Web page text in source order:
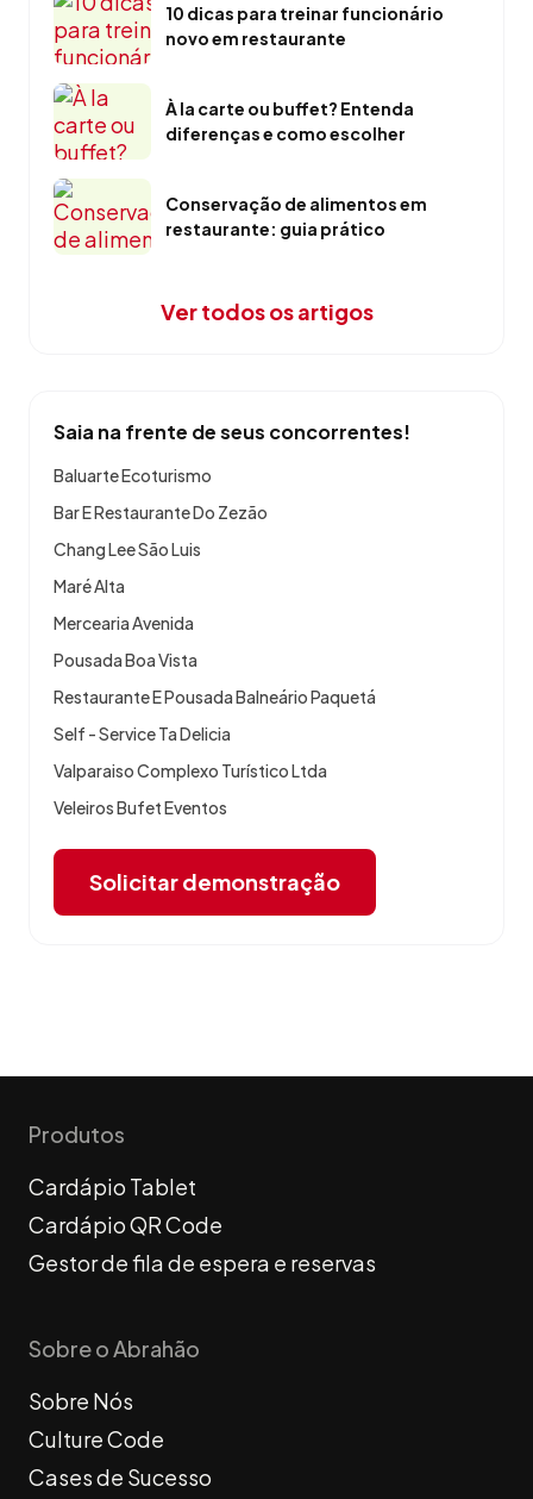
10 dicas para treinar funcionário
novo em restaurante
À la carte ou buffet? Entenda
diferenças e como escolher
Conservação de alimentos em
restaurante: guia prático
Ver todos os artigos
Saia na frente de seus concorrentes!
Baluarte Ecoturismo
Bar E Restaurante Do Zezão
Chang Lee São Luis
Maré Alta
Mercearia Avenida
Pousada Boa Vista
Restaurante E Pousada Balneário Paquetá
Self - Service Ta Delicia
Valparaiso Complexo Turístico Ltda
Veleiros Bufet Eventos
Solicitar demonstração
Produtos
Cardápio Tablet
Cardápio QR Code
Gestor de fila de espera e reservas
Sobre o Abrahão
Sobre Nós
Culture Code
Cases de Sucesso